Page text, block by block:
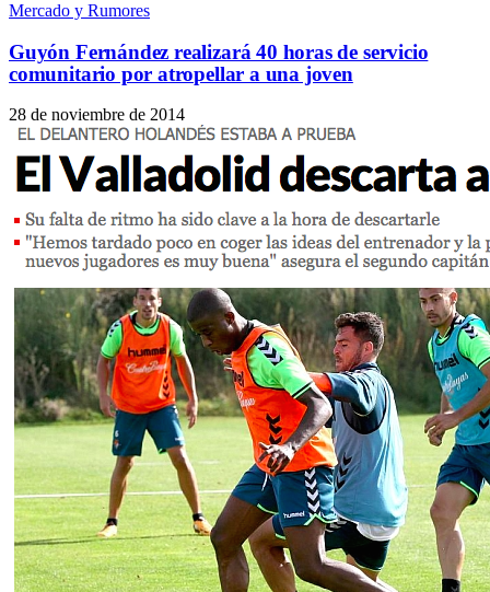
Mercado y Rumores
Guyón Fernández realizará 40 horas de servicio
comunitario por atropellar a una joven
28 de noviembre de 2014